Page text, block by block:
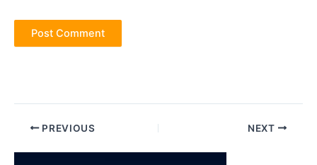
Post PREVIOUS NEXT